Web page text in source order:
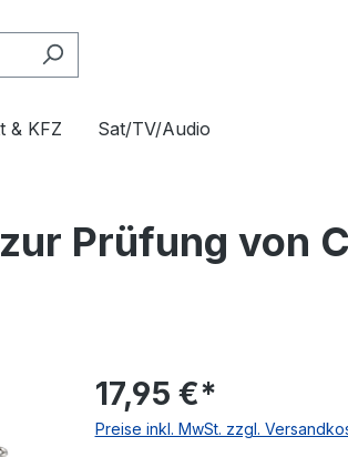
& KFZ Sat/TV/Audio
Prüfung von
17,95 €*
Preise inkl. MwSt. zzgl.